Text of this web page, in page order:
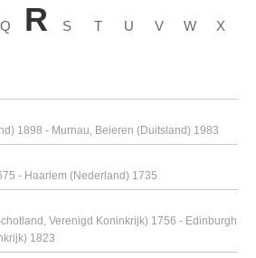
Q R S T U V W X
1898 - Murnau, Beieren (Duitsland) 1983
- Haarlem (Nederland) 1735
Verenigd Koninkrijk) 1756 - Edinburgh
1823